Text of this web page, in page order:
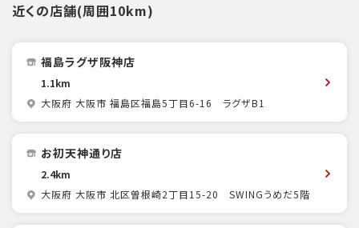
近くの店舗(周囲10km)
福島ラグザ阪神店
1.1km
大阪府 大阪市 福島区福島5丁目6-16 ラグザB1
お初天神通り店
2.4km
大阪府 大阪市 北区曽根崎2丁目15-20 SWINGうめだ5階